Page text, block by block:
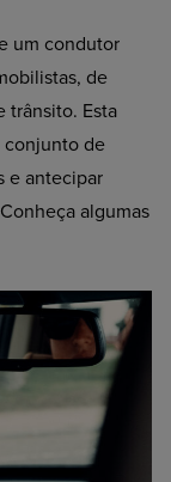
um condutor
de
trânsito. Esta
conjunto de
e antecipar
algumas